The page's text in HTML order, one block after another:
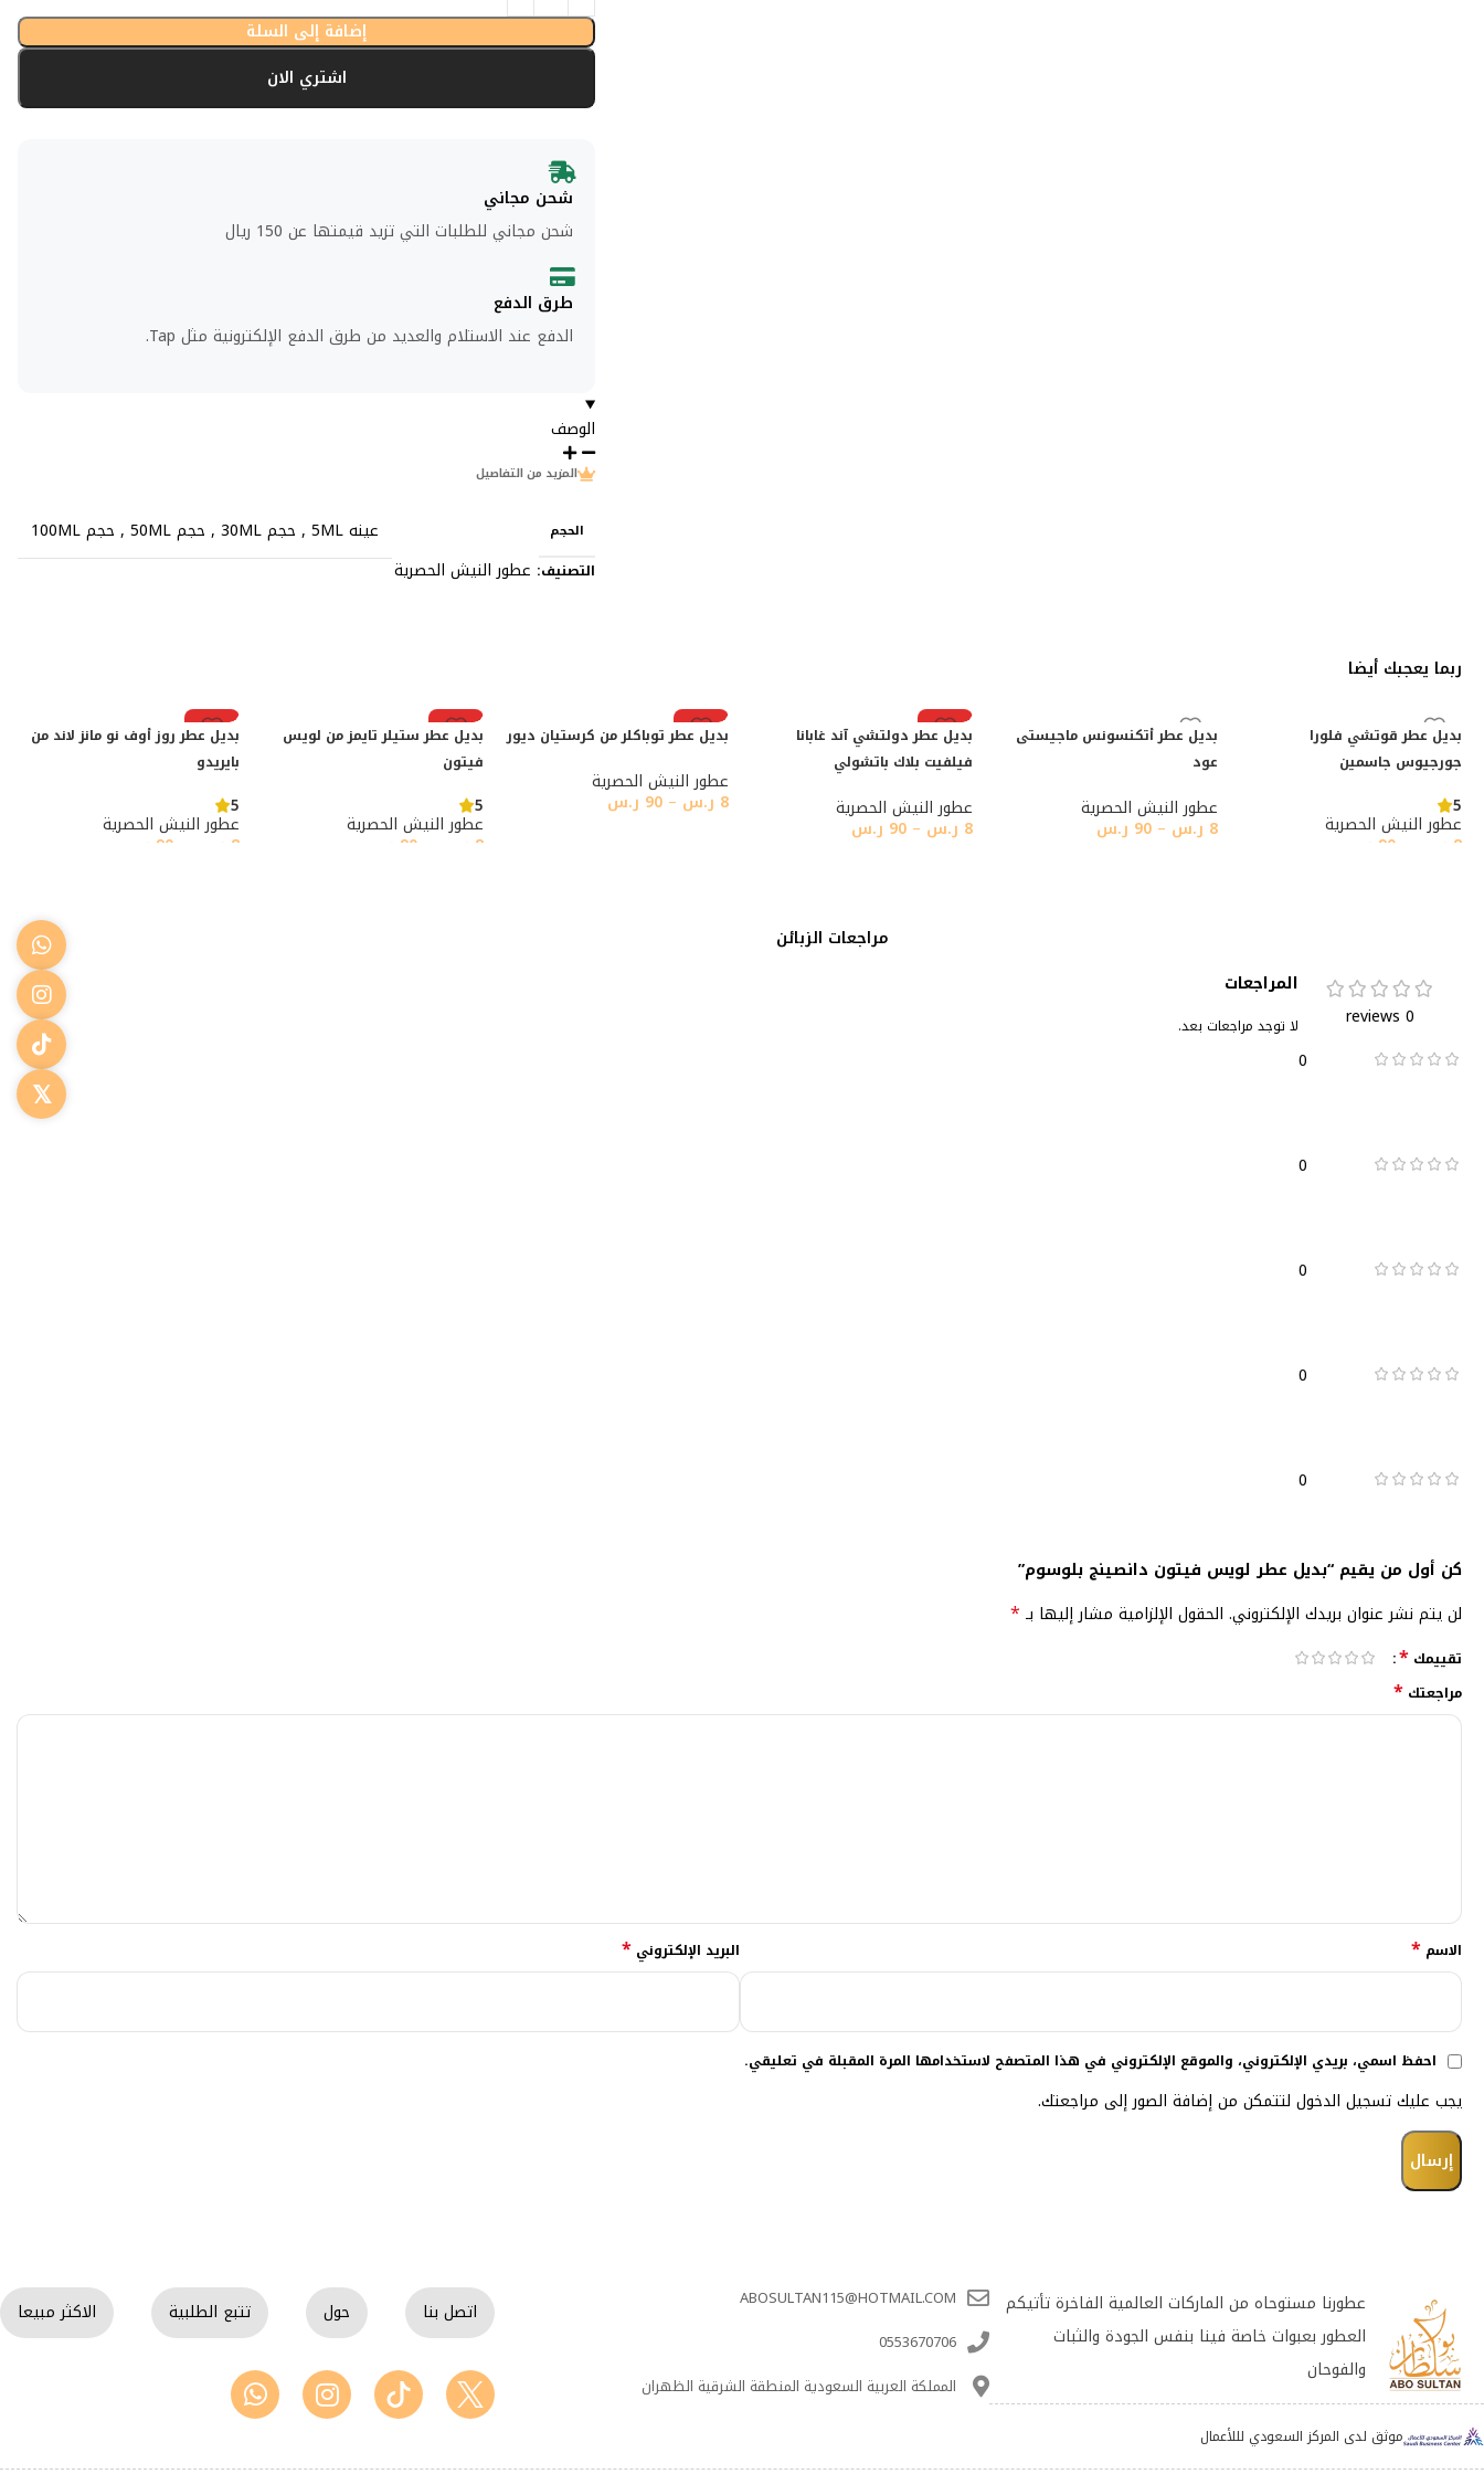
إضافة إلى السلة
اشتري الان
شحن مجاني
شحن مجاني للطلبات التي تزيد قيمتها عن 150 ريال
طرق الدفع
الدفع عند الاستلام والعديد من طرق الدفع الإلكترونية مثل Tap.
الوصف
المزيد من التفاصيل
الحجم عينه 5ML , حجم 30ML , حجم 50ML , حجم 100ML
التصنيف: عطور النيش الحصرية
ربما يعجبك أيضا
بديل عطر قوتشي فلورا
جورجيوس جاسمين
5
عطور النيش الحصرية
8 ر.س 90 ر.س
بديل عطر أتكنسونس ماجيستى
عود
عطور النيش الحصرية
8 ر.س –
90 ر.س
رائج
بديل عطر دولتشي آند غابانا
فيلفيت بلاك باتشولي
عطور النيش الحصرية
8 ر.س –
90 ر.س
رائج
بديل عطر توباكلر من كرستيان ديور
عطور النيش الحصرية
8 ر.س –
90 ر.س
رائج
بديل عطر ستيلر تايمز من لويس
فيتون
5
عطور النيش الحصرية
8 ر.س 90 ر.س
رائج
بديل عطر روز أوف نو مانز لاند من
بايريدو
5
عطور النيش الحصرية
8 ر.س –
90 ر.س
مراجعات الزبائن
0 reviews
0
0
0
0
0
المراجعات
لا توجد مراجعات بعد.
كن أول من يقيم “بديل عطر لويس فيتون دانصينج بلوسوم”
لن يتم نشر عنوان بريدك الإلكتروني. الحقول الإلزامية مشار إليها بـ *
تقييمك *
مراجعتك *
الاسم * البريد الإلكتروني*
احفظ اسمي، بريدي الإلكتروني، والموقع الإلكتروني في هذا المتصفح لاستخدامها المرة المقبلة في تعليقي.
يجب عليك تسجيل الدخول لتتمكن من إضافة الصور إلى مراجعتك.
عطورنا مستوحاه من الماركات العالمية الفاخرة تأتيكم
العطور بعبوات خاصة فينا بنفس الجودة والثبات
والفوحان
موثق لدى المركز السعودي لللأعمال
ABOSULTAN115@HOTMAIL.COM
0553670706
المملكة العربية السعودية المنطقة الشرقية الظهران
اتصل بنا حول تتبع الطلبية الاكثر مبيعا